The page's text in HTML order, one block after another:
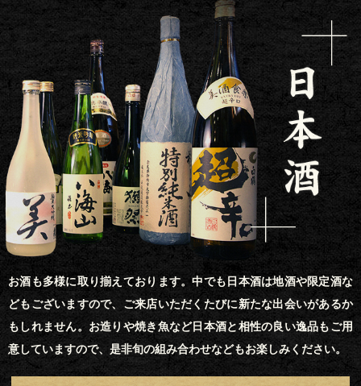
お酒も多様に取り揃えております。中でも日本酒は地酒や限定酒な
どもございますので、ご来店いただくたびに新たな出会いがあるか
もしれません。お造りや焼き魚など日本酒と相性の良い逸品もご用
意していますので、是非旬の組み合わせなどもお楽しみください。